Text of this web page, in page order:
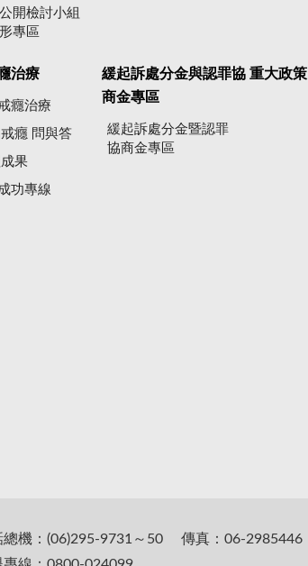
開檢討小組
專區
治療
癮治療
癮 問與答
果
功專線
緩起訴處分金與認罪協
商金專區
緩起訴處分金暨認罪
協商金專區
重大政策
總機：(06)295-9731～50 傳真：06-2985446